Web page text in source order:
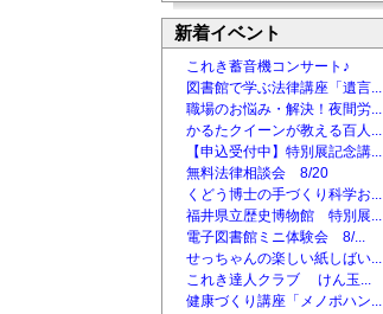
新着イベント
これき蓄音機コンサート♪
図書館で学ぶ法律講座「遺言...
職場のお悩み・解決！夜間労...
かるたクイーンが教える百人...
【申込受付中】特別展記念講...
無料法律相談会 8/20
くどう博士の手づくり科学お...
福井県立歴史博物館 特別展...
電子図書館ミニ体験会 8/...
せっちゃんの楽しい紙しばい...
これき達人クラブ けん玉...
健康づくり講座「メノポハン...